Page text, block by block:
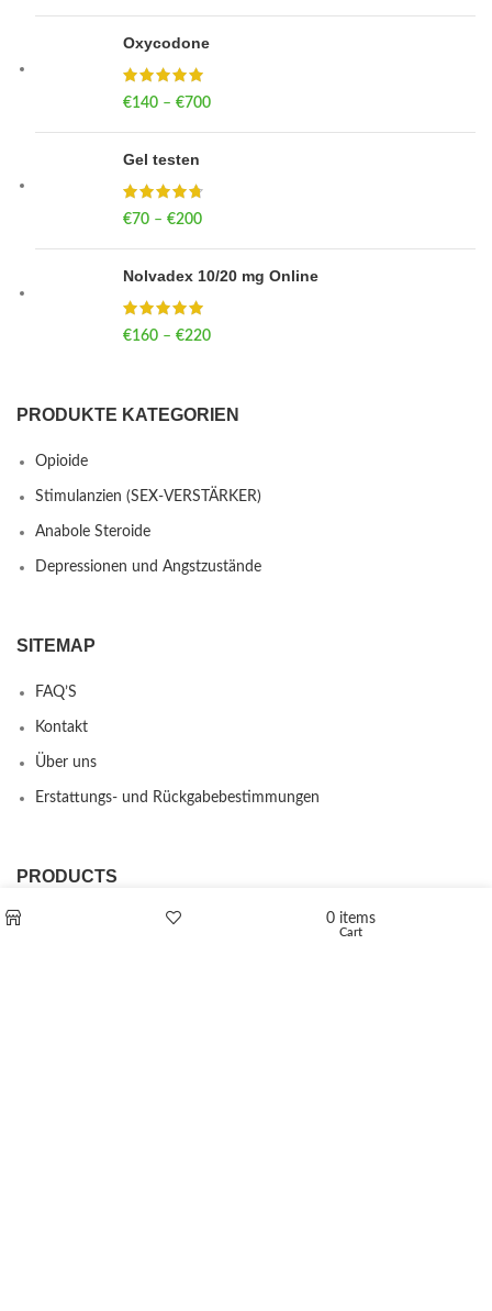
Oxycodone
€140 – €700
Gel testen
€70 – €200
Nolvadex 10/20 mg Online
€160 – €220
PRODUKTE KATEGORIEN
Opioide
Stimulanzien (SEX-VERSTÄRKER)
Anabole Steroide
Depressionen und Angstzustände
SITEMAP
FAQ’S
Kontakt
Über uns
Erstattungs- und Rückgabebestimmungen
PRODUCTS
L-Polaflux® 5 mg/ml 0 items
Cart